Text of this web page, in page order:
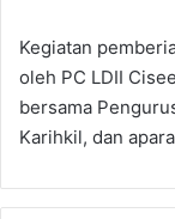
Kegiatan
oleh PC LDII
bersama
Karihkil, dan